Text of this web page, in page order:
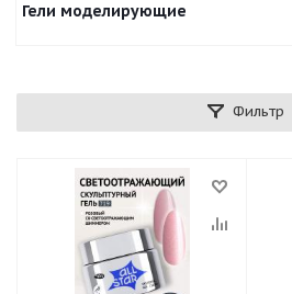
Гели моделирующие
Фильтр